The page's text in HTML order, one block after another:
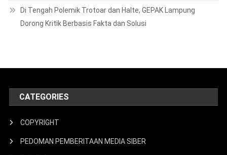
Di Tengah Polemik Trotoar dan Halte, GEPAK Lampung
Dorong Kritik Berbasis Fakta dan Solusi
CATEGORIES
COPYRIGHT
PEDOMAN PEMBERITAAN MEDIA SIBER